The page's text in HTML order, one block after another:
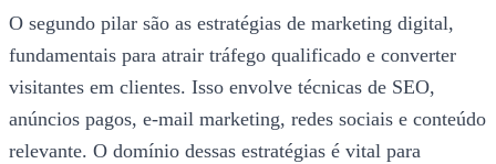
O segundo pilar são as estratégias de marketing digital,
fundamentais para atrair tráfego qualificado e converter
visitantes em clientes. Isso envolve técnicas de SEO,
anúncios pagos, e-mail marketing, redes sociais e conteúdo
relevante. O domínio dessas estratégias é vital para